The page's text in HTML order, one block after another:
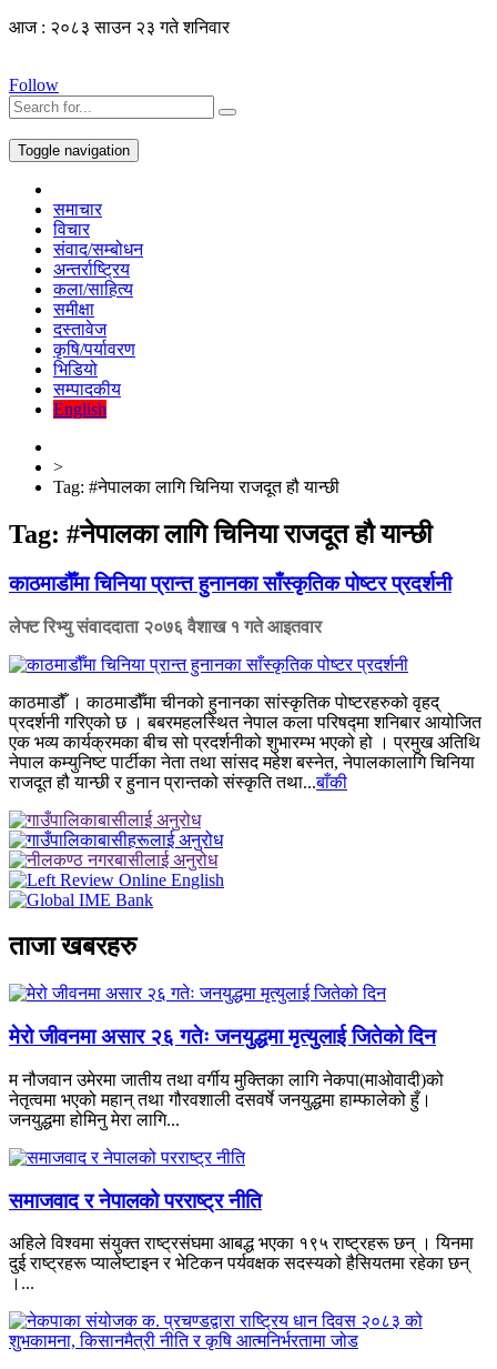
आज : २०८३ साउन २३ गते शनिवार
Follow
Toggle navigation
समाचार
विचार
संवाद/सम्बोधन
अन्तर्राष्ट्रिय
कला/साहित्य
समीक्षा
दस्तावेज
कृषि/पर्यावरण
भिडियो
सम्पादकीय
English
>
Tag: #नेपालका लागि चिनिया राजदूत हौ यान्छी
Tag: #नेपालका लागि चिनिया राजदूत हौ यान्छी
काठमाडौँमा चिनिया प्रान्त हुनानका साँस्कृतिक पोष्टर प्रदर्शनी
लेफ्ट रिभ्यु संवाददाता २०७६ वैशाख १ गते आइतवार
काठमाडौँ । काठमाडौँमा चीनको हुनानका सांस्कृतिक पोष्टरहरुको वृहद्
प्रदर्शनी गरिएको छ । बबरमहलस्थित नेपाल कला परिषद्मा शनिबार आयोजित
एक भव्य कार्यक्रमका बीच सो प्रदर्शनीको शुभारम्भ भएको हो । प्रमुख अतिथि
नेपाल कम्युनिष्ट पार्टीका नेता तथा सांसद महेश बस्नेत, नेपालकालागि चिनिया
राजदूत हौ यान्छी र हुनान प्रान्तको संस्कृति तथा...बाँकी
ताजा खबरहरु
मेरो जीवनमा असार २६ गतेः जनयुद्धमा मृत्युलाई जितेको दिन
म नौजवान उमेरमा जातीय तथा वर्गीय मुक्तिका लागि नेकपा(माओवादी)को
नेतृत्वमा भएको महान् तथा गौरवशाली दसवर्षे जनयुद्धमा हाम्फालेको हुँ।
जनयुद्धमा होमिनु मेरा लागि...
समाजवाद र नेपालको परराष्ट्र नीति
अहिले विश्वमा संयुक्त राष्ट्रसंघमा आबद्ध भएका १९५ राष्ट्रहरू छन् । यिनमा
दुई राष्ट्रहरू प्यालेष्टाइन र भेटिकन पर्यवक्षक सदस्यको हैसियतमा रहेका छन्
।...